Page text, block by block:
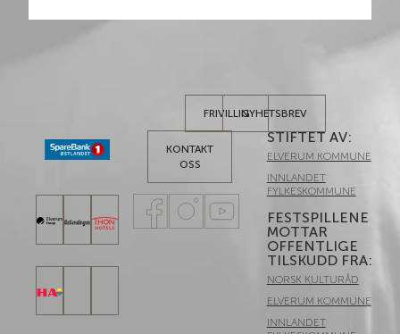
KONTAKT
OSS
FRIVILLIGNYHETSBREV
STIFTET AV:
ELVERUM KOMMUNE
INNLANDET
FYLKESKOMMUNE
FESTSPILLENE
MOTTAR
OFFENTLIGE
TILSKUDD FRA:
NORSK KULTURÅD
ELVERUM KOMMUNE
INNLANDET